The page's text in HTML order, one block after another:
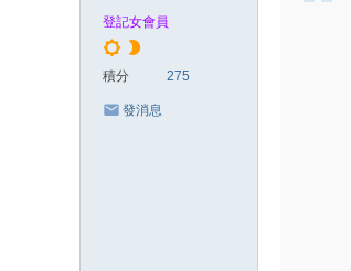
登記女會員
積分 275
發消息